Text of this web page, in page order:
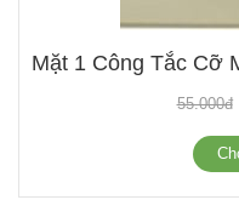
Mặt 1 Công Tắc Cỡ
55.000đ